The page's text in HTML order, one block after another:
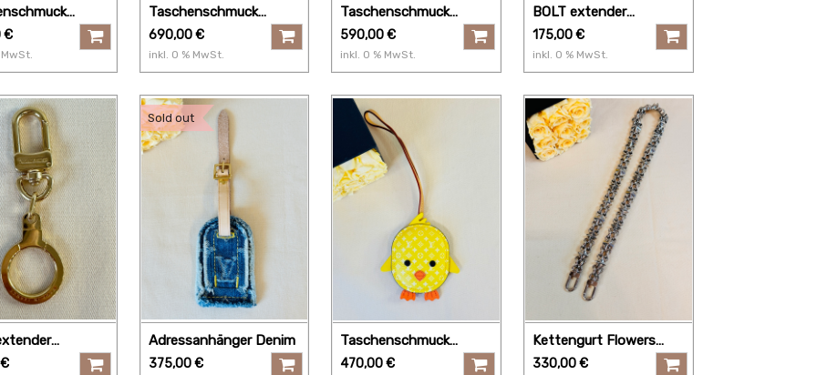
My
€
MwSt.
Taschenschmuck
Taschenkette Capucine
690,00€
inkl. 0 % MwSt.
Taschenschmuck
Gürtelschmuck Tubular
590,00€
inkl. 0 % MwSt.
BOLT extender
Verlängerung II
175,00€
inkl. 0 % MwSt.
I
Sold out
Adressanhänger Denim
375,00€
Taschenschmuck
PULCINO
470,00€
Kettengurt Flowers
silber
330,00€